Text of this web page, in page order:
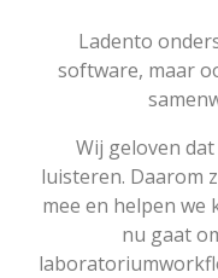
Ladento
software, maar
Wij geloven
luisteren. Daarom
mee en helpen we
nu gaat